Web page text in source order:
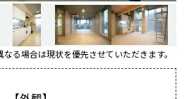
る場合は現状を優先させていただきます。